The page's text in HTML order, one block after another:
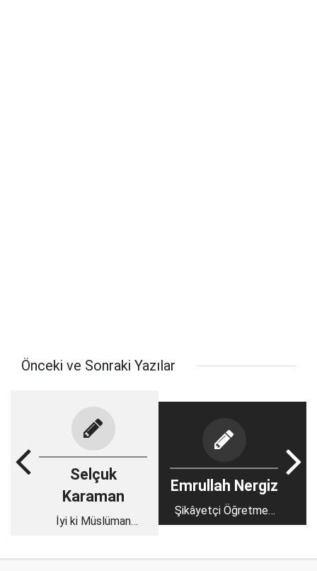
Önceki ve Sonraki Yazılar
Selçuk
Karaman
İyi ki Müslüman
Emrullah Nergiz
Şikâyetçi Öğretmen
ve 657